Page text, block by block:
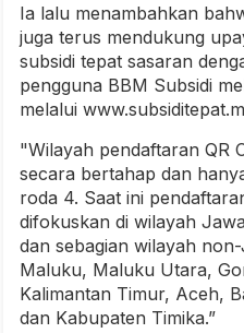
Ia lalu menambahkan
juga terus mendukung
subsidi tepat sasaran
pengguna BBM Subsidi
melalui
"Wilayah pendaftaran QR
secara bertahap dan
roda 4. Saat ini
difokuskan di wilayah
dan sebagian wilayah
Maluku, Maluku Utara,
Kalimantan Timur, Aceh,
dan Kabupaten Timika.”